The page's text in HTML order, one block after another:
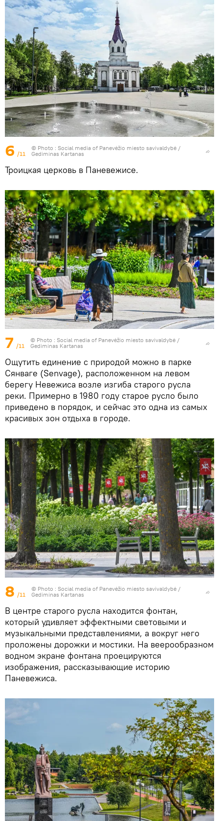
6 /11
© Photo : Social media of Panevėžio miesto savivaldybė /
Gediminas Kartanas
Троицкая церковь в Паневежисе.
7 /11
© Photo : Social media of Panevėžio miesto savivaldybė /
Gediminas Kartanas
Ощутить единение с природой можно в парке
Сянваге (Senvage), расположенном на левом
берегу Невежиса возле изгиба старого русла
реки. Примерно в 1980 году старое русло было
приведено в порядок, и сейчас это одна из самых
красивых зон отдыха в городе.
8 /11
© Photo : Social media of Panevėžio miesto savivaldybė /
Gediminas Kartanas
В центре старого русла находится фонтан,
который удивляет эффектными световыми и
музыкальными представлениями, а вокруг него
проложены дорожки и мостики. На веерообразном
водном экране фонтана проецируются
изображения, рассказывающие историю
Паневежиса.